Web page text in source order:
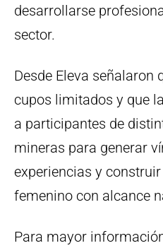
desarrollarse
sector.
Desde Eleva señalaron
cupos limitados y que
a participantes de
mineras para generar
experiencias y
femenino con alcance
Para mayor